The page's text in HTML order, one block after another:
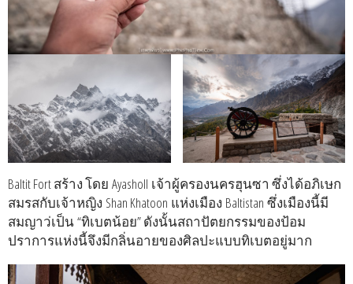
Baltit Fort สร้าง โดย Ayasholl เจ้าผู้ครองนครฮุนซา ซึ่งได้อภิเษก
สมรสกับเจ้าหญิง Shan Khatoon แห่งเมือง Baltistan ซึ่งเมืองนี้มี
สมญาว่เป็น “ทิเบตน้อย” ดังนั้นสถาปัตยกรรมของป้อม
ปราการแห่งนี้จึงมีกลิ่นอายของศิลปะแบบทิเบตอยู่มาก